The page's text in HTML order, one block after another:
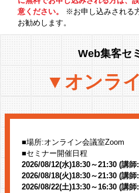
意ください。
※お申し込みされる
お勧めします。
Web集客セ
▼オンラ
■場所:オンライン会議室Zoom
■セミナー開催日程
2026/08/12(水)18:30～21:30 (講師
2026/08/18(火)18:30～21:30 (講師
2026/08/22(土)13:30～16:30 (講師